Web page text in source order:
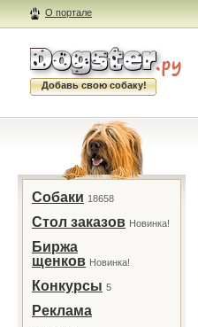
О портале
Добавь свою собаку!
Собаки 18658
Стол заказов Новинка!
Биржа
щенков Новинка!
Конкурсы 5
Реклама